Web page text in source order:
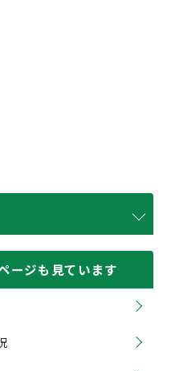
ージも見ています